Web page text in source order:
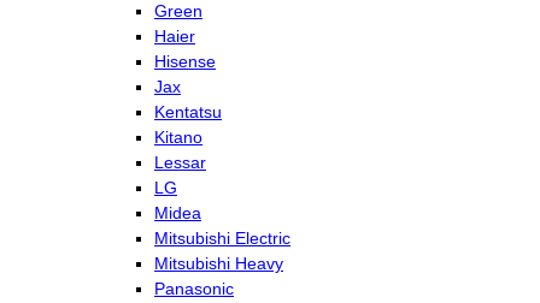
Green
Haier
Hisense
Jax
Kentatsu
Kitano
Lessar
LG
Midea
Mitsubishi Electric
Mitsubishi Heavy
Panasonic